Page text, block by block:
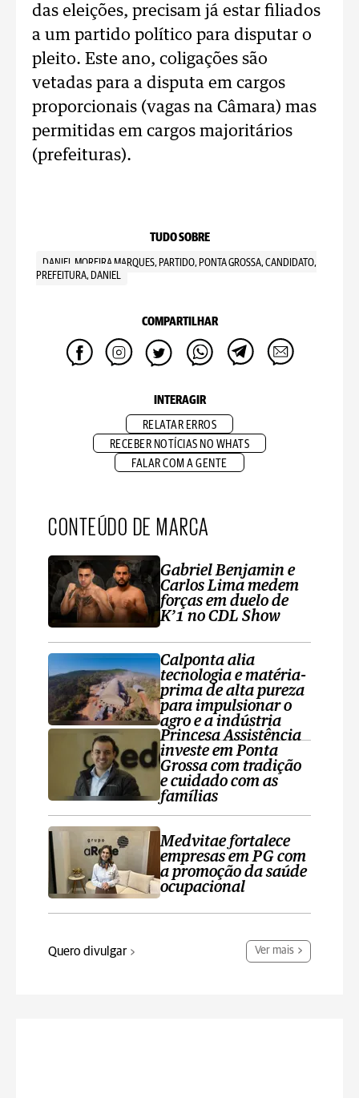
das eleições, precisam já estar filiados
a um partido político para disputar o
pleito. Este ano, coligações são
vetadas para a disputa em cargos
proporcionais (vagas na Câmara) mas
permitidas em cargos majoritários
(prefeituras).
TUDO SOBRE
DANIEL MOREIRA MARQUES, PARTIDO, PONTA GROSSA, CANDIDATO,
PREFEITURA, DANIEL
COMPARTILHAR
INTERAGIR
RELATAR ERROS
RECEBER NOTÍCIAS NO WHATS
FALAR COM A GENTE
CONTEÚDO DE MARCA
Gabriel Benjamin e
Carlos Lima medem
forças em duelo de
K’1 no CDL Show
Calponta alia
tecnologia e matéria-
prima de alta pureza
para impulsionar o
agro e a indústria
Princesa Assistência
investe em Ponta
Grossa com tradição
e cuidado com as
famílias
Medvitae fortalece
empresas em PG com
a promoção da saúde
ocupacional
Quero divulgar Ver mais